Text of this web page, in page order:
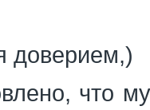
доверием,)
что